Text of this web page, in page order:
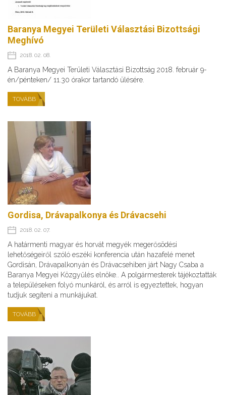
Baranya Megyei Területi Választási Bizottsági
Meghívó
2018. 02. 08.
A Baranya Megyei Területi Választási Bizottság 2018. február 9-
én/pénteken/ 11.30 órakor tartandó ülésére.
TOVÁBB
Gordisa, Drávapalkonya és Drávacsehi
2018. 02. 07.
A határmenti magyar és horvát megyék megerősödési
lehetőségeiről szóló eszéki konferencia után hazafelé menet
Gordisán, Drávapalkonyán és Drávacsehiben járt Nagy Csaba a
Baranya Megyei Közgyűlés elnöke.. A polgármesterek tájékoztatták
a településeken folyó munkáról, és arról is egyeztettek, hogyan
tudjuk segíteni a munkájukat.
TOVÁBB